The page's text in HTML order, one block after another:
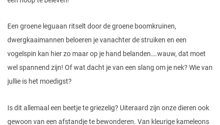
Een groene leguaan ritselt door de groene boomkruinen,
dwergkaaimannen beloeren je vanachter de struiken en een
vogelspin kan hier zo maar op je hand belanden….wauw, dat moet
wel spannend zijn! Of wat dacht je van een slang om je nek? Wie van
jullie is het moedigst?
Is dit allemaal een beetje te griezelig? Uiteraard zijn onze dieren ook
gewoon van een afstandje te bewonderen. Van kleurige kameleons